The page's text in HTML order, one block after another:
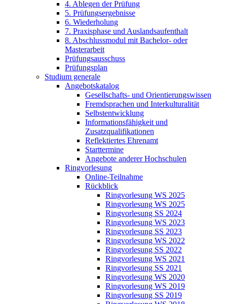
4. Ablegen der Prüfung
5. Prüfungsergebnisse
6. Wiederholung
7. Praxisphase und Auslandsaufenthalt
8. Abschlussmodul mit Bachelor- oder
Masterarbeit
Prüfungsausschuss
Prüfungsplan
Studium generale
Angebotskatalog
Gesellschafts- und Orientierungswissen
Fremdsprachen und Interkulturalität
Selbstentwicklung
Informationsfähigkeit und
Zusatzqualifikationen
Reflektiertes Ehrenamt
Starttermine
Angebote anderer Hochschulen
Ringvorlesung
Online-Teilnahme
Rückblick
Ringvorlesung WS 2025
Ringvorlesung WS 2025
Ringvorlesung SS 2024
Ringvorlesung WS 2023
Ringvorlesung SS 2023
Ringvorlesung WS 2022
Ringvorlesung SS 2022
Ringvorlesung WS 2021
Ringvorlesung SS 2021
Ringvorlesung WS 2020
Ringvorlesung WS 2019
Ringvorlesung SS 2019